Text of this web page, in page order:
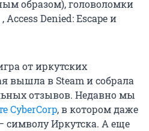
образом), головоломки
Denied: Escape и
от иркутских
вышла в Steam и собрала
отзывов. Недавно мы
CyberCorp, в котором даже
символу Иркутска. А еще